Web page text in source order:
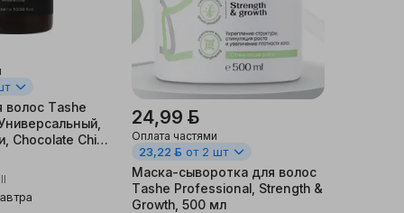
Tashe
Chocolate Chili,
24,99 ƃ
Оплата частями
23,22 ƃ от 2 шт
Маска-сыворотка для волос
Tashe Professional, Strength &
Growth, 500 мл